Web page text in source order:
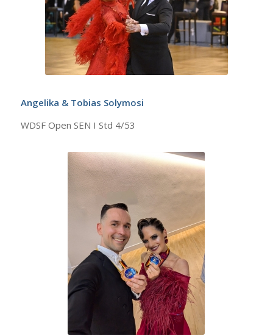
Angelika & Tobias Solymosi
WDSF Open SEN I Std 4/53